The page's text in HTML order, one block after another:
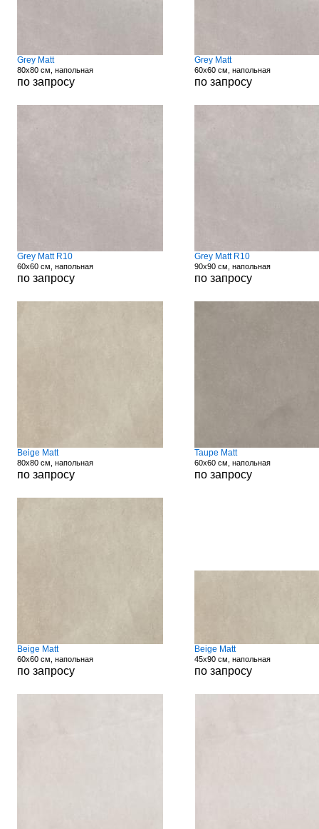
Grey Matt
80x80 см, напольная
по запросу
Grey Matt
60x60 см, напольная
по запросу
Grey Matt R10
60x60 см, напольная
по запросу
Grey Matt R10
90x90 см, напольная
по запросу
Beige Matt
80x80 см, напольная
по запросу
Taupe Matt
60x60 см, напольная
по запросу
Beige Matt
60x60 см, напольная
по запросу
Beige Matt
45x90 см, напольная
по запросу